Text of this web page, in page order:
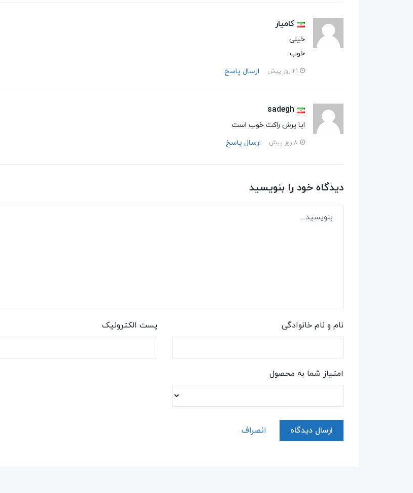
کامیار
خیلی
خوب
ارسال پاسخ
sadegh
ایا پرش راکت خوب است
ارسال پاسخ
دیدگاه خود را بنویسید
نام و نام خانوادگی پست الکترونیک
امتیاز شما به محصول
ارسال دیدگاه انصراف